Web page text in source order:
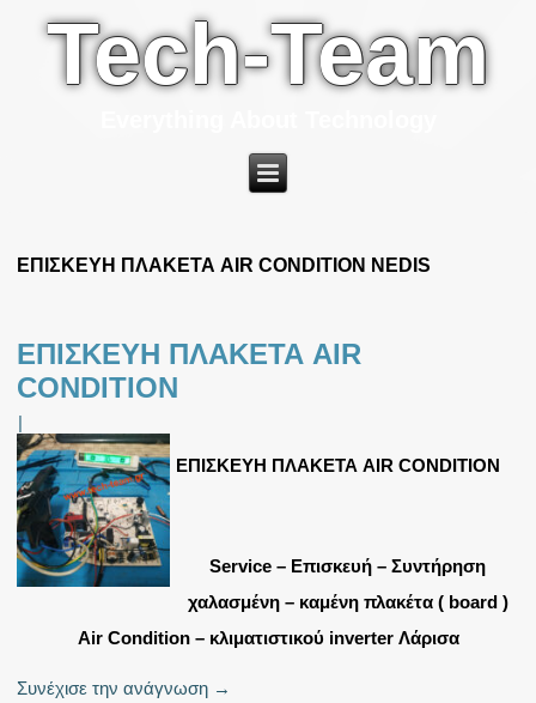
Tech-Team
ΕΠΙΣΚΕΥΗ ΠΛΑΚΕΤΑ AIR CONDITION NEDIS
ΕΠΙΣΚΕΥΗ ΠΛΑΚΕΤΑ AIR
CONDITION
|
ΕΠΙΣΚΕΥΗ ΠΛΑΚΕΤΑ AIR CONDITION
Service – Επισκευή – Συντήρηση
χαλασμένη – καμένη πλακέτα ( board )
Air Condition – κλιματιστικού inverter Λάρισα
Συνέχισε την ανάγνωση →